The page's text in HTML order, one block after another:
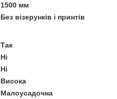
1500 мм
Без візерунків і принтів
Так
Ні
Ні
Висока
Малоусадочна